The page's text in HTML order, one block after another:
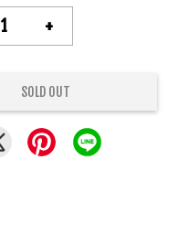
+
SOLD OUT